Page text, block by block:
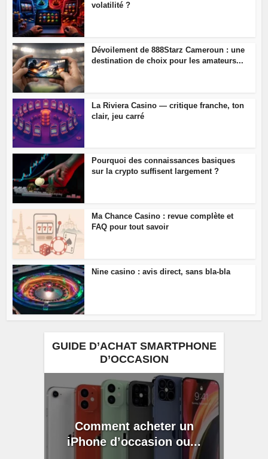
volatilité ?
Dévoilement de 888Starz Cameroun : une
destination de choix pour les amateurs...
La Riviera Casino — critique franche, ton
clair, jeu carré
Pourquoi des connaissances basiques
sur la crypto suffisent largement ?
Ma Chance Casino : revue complète et
FAQ pour tout savoir
Nine casino : avis direct, sans bla-bla
GUIDE D’ACHAT SMARTPHONE
D’OCCASION
Comment acheter un
iPhone d’occasion ou...